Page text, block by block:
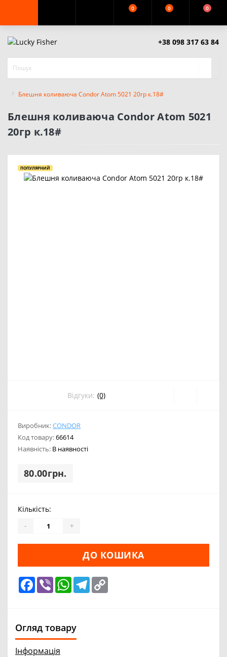
0 0 0
+38 098 317 63 84
Блешня коливаюча Condor Atom 5021 20гр к.18#
Блешня коливаюча Condor Atom 5021
20гр к.18#
ПОПУЛЯРНИЙ
Відгуки: (0)
Виробник:CONDOR
Код товару:66614
Наявність: В наявності
80.00грн.
Кількість:
- +
ДО КОШИКА
Facebook
Viber WhatsApp
Telegram
Огляд товару
Інформація